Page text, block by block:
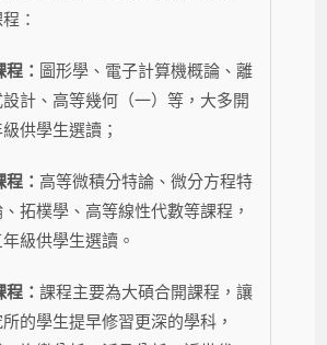
：
： 圖形學、電子計算機概論、離
計、高等幾何（一）等，大多開
供學生選讀；
： 高等微積分特論、微分方程特
拓樸學、高等線性代數等課程，
級供學生選讀。
程：課程主要為大碩合開課程，讓
的學生提早修習更深的學科，